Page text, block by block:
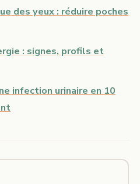
des yeux : réduire poches
: signes, profils et
infection urinaire en 10